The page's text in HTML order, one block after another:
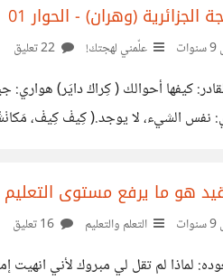
الجزائرية (وهران) - الحوار 01
علّمني لهجتك!
كيفها أحوالك ( كِراكْ دايَر)
نفس الشيء، لا يوجد.( كِيفْ كِيفْ، مَكانْشْ
هو ما يرفع مستوى
التعلم والتعليم
لماذا لم تقل لي مبروك لأني انهيت